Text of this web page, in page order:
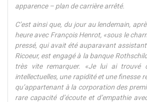
apparence – plan de carrière arrêté.
C’est ainsi que, du jour au lendemain,
heure avec François Henrot, «sous le
pressé, qui avait été auparavant
Ricoeur, est engagé à la banque
très vite remarquer. «Je lui ai trouvé
intellectuelles, une rapidité et une finesse
qu’appartenant à la corporation des
rare capacité d’écoute et d’empathie